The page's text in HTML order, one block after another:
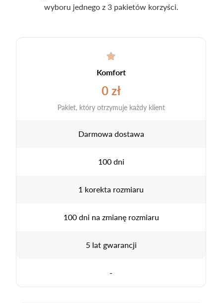
wyboru jednego z 3 pakietów korzyści.
Komfort
0 zł
Pakiet, który otrzymuje każdy klient
Darmowa dostawa
100 dni
1 korekta rozmiaru
100 dni na zmianę rozmiaru
5 lat gwarancji
-